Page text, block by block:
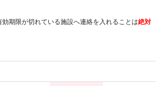
期限が切れている施設へ連絡を入れることは絶対